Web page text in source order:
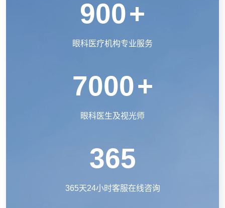
900+
眼科医疗机构专业服务
7000+
眼科医生及视光师
365
365天24小时客服在线咨询